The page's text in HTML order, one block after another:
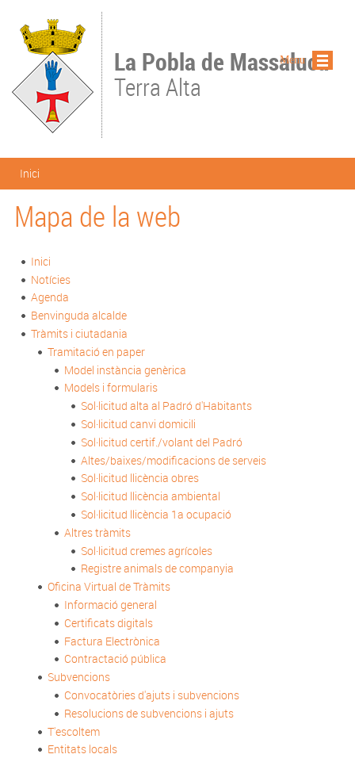
La Pobla de Massaluca
Terra Alta
Esteu aquí
Inici
Mapa de la web
Inici
Notícies
Agenda
Benvinguda alcalde
Tràmits i ciutadania
Tramitació en paper
Model instància genèrica
Models i formularis
Sol·licitud alta al Padró d'Habitants
Sol·licitud canvi domicili
Sol·licitud certif./volant del Padró
Altes/baixes/modificacions de serveis
Sol·licitud llicència obres
Sol·licitud llicència ambiental
Sol·licitud llicència 1a ocupació
Altres tràmits
Sol·licitud cremes agrícoles
Registre animals de companyia
Oficina Virtual de Tràmits
Informació general
Certificats digitals
Factura Electrònica
Contractació pública
Subvencions
Convocatòries d'ajuts i subvencions
Resolucions de subvencions i ajuts
T'escoltem
Entitats locals
Menu